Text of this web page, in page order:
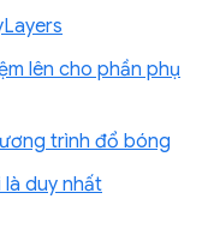
lên cho phần phụ
trình đổ bóng
là duy nhất